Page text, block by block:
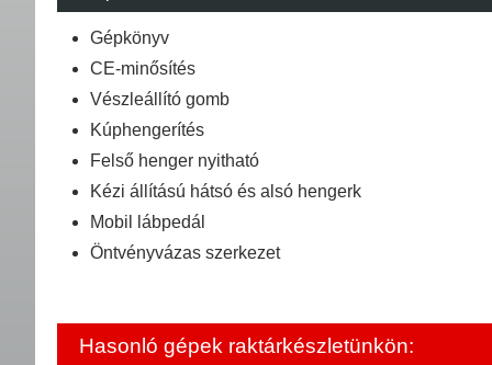
Gépkönyv
CE-minősítés
Vészleállító gomb
Kúphengerítés
Felső henger nyitható
Kézi állítású hátsó és alsó hengerk
Mobil lábpedál
Öntvényvázas szerkezet
Hasonló gépek raktárkészletünkön: